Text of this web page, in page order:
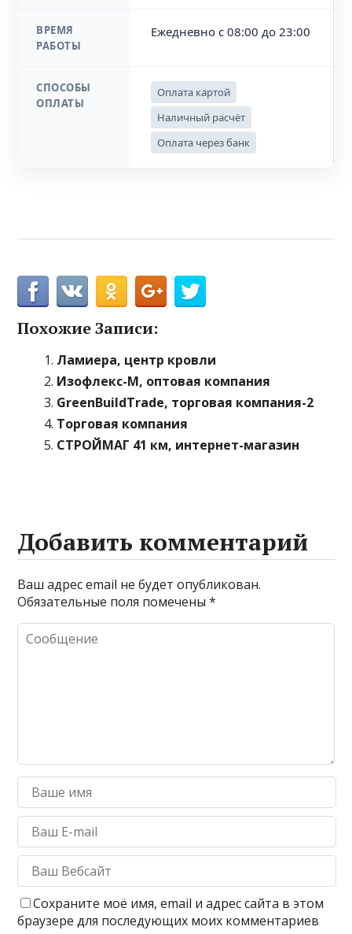
ВРЕМЯ
РАБОТЫ
Ежедневно с 08:00 до 23:00
СПОСОБЫ
ОПЛАТЫ
Оплата картой
Наличный расчёт
Оплата через банк
Похожие Записи:
Ламиера, центр кровли
Изофлекс-М, оптовая компания
GreenBuildTrade, торговая компания-2
Торговая компания
СТРОЙМАГ 41 км, интернет-магазин
Добавить комментарий
Ваш адрес email не будет опубликован.
Обязательные поля помечены*
Сохраните моё имя, email и адрес сайта в этом
браузере для последующих моих комментариев